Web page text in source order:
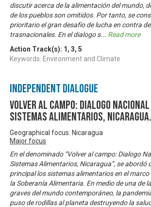
discutir acerca de la alimentación del mundo,
de los pueblos son omitidos. Por tanto, se
prioritario el gran desafío de lucha en contra
trasnacionales. En el dialogo s... Read more
Action Track(s): 1 , 3, 5
Keywords: Environment and Climate
Independent Dialogue
Volver al Campo: Dialogo
Sistemas Alimentarios, Nicaragua.
Geographical focus: Nicaragua
Major focus
En el denominado “Volver al campo: Dialogo
Sistemas Alimentarios, Nicaragua”, se abordó
principal los sistemas alimentarios en el marco
la Soberanía Alimentaria. En medio de una de
graves del mundo contemporáneo, la
puso de rodillas al planeta destruyendo la